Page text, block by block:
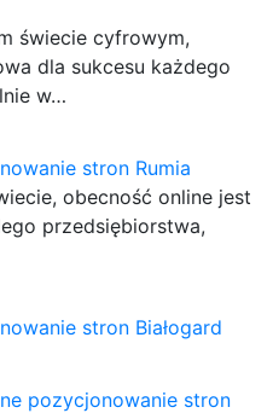
świecie cyfrowym,
dla sukcesu każdego
w…
stron Rumia
obecność online jest
przedsiębiorstwa,
stron Białogard
pozycjonowanie stron